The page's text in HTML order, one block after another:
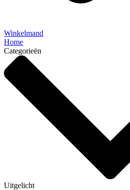
Winkelmand
Home
Categorieën
Uitgelicht